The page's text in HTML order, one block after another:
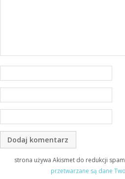
strona używa Akismet do redukcji
przetwarzane są dane